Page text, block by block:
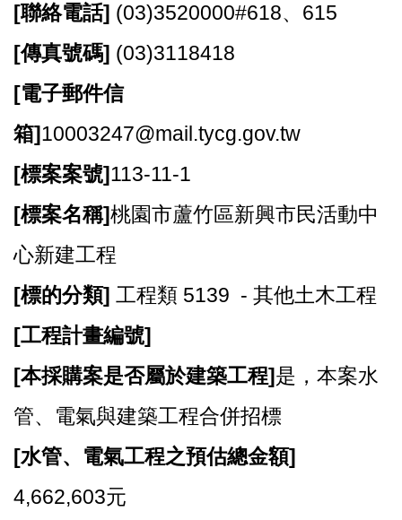
關
訊
錄
關
資
料
回
首
頁
網
站
導
覽
市
政
信
箱
[聯絡電話] (03)3520000#618、615
[傳真號碼] (03)3118418
[電子郵件信
箱]10003247@mail.tycg.gov.tw
[標案案號]113-11-1
[標案名稱]桃園市蘆竹區新興市民活動中
心新建工程
[標的分類] 工程類 5139 - 其他土木工程
[工程計畫編號]
[本採購案是否屬於建築工程]是，本案水
管、電氣與建築工程合併招標
[水管、電氣工程之預估總金額]
4,662,603元